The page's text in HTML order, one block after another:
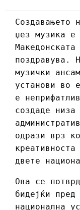
Создавањето
џез музика е
поздравува.
музички
установи во
е
создаде низа
одрази врз
двете
Ова се
бидејќи пред
национална